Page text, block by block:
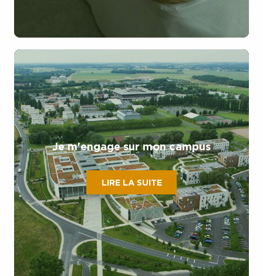
Je m'engage sur mon campus
LIRE LA SUITE